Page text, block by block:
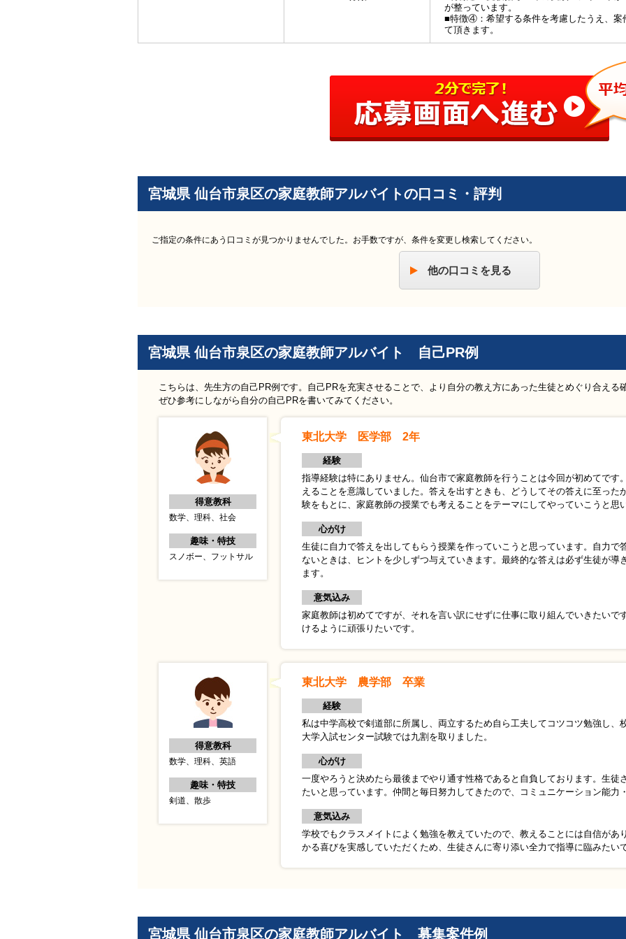
が整っています。
■特徴④：希望する条件を考慮したうえ、案
て頂きます。
宮城県 仙台市泉区の家庭教師アルバイトの口コミ・評判
ご指定の条件にあう口コミが見つかりませんでした。お手数ですが、条件を変更し検索してください。
他の口コミを見る
宮城県 仙台市泉区の家庭教師アルバイト 自己PR例
こちらは、先生方の自己PR例です。自己PRを充実させることで、より自分の教え方にあった生徒とめぐり合える
ぜひ参考にしながら自分の自己PRを書いてみてください。
得意教科
数学、理科、社会
趣味・特技
スノボー、フットサル
東北大学 医学部 2年
経験
指導経験は特にありません。仙台市で家庭教師を行うことは今回が初めてです
えることを意識していました。答えを出すときも、どうしてその答えに至った
験をもとに、家庭教師の授業でも考えることをテーマにしてやっていこうと思
心がけ
生徒に自力で答えを出してもらう授業を作っていこうと思っています。自力で
ないときは、ヒントを少しずつ与えていきます。最終的な答えは必ず生徒が導
ます。
意気込み
家庭教師は初めてですが、それを言い訳にせずに仕事に取り組んでいきたいで
けるように頑張りたいです。
得意教科
数学、理科、英語
趣味・特技
剣道、散歩
東北大学 農学部 卒業
経験
私は中学高校で剣道部に所属し、両立するため自ら工夫してコツコツ勉強し、
大学入試センター試験では九割を取りました。
心がけ
一度やろうと決めたら最後までやり通す性格であると自負しております。生徒
たいと思っています。仲間と毎日努力してきたので、コミュニケーション能力
意気込み
学校でもクラスメイトによく勉強を教えていたので、教えることには自信があ
かる喜びを実感していただくため、生徒さんに寄り添い全力で指導に臨みたいで
宮城県 仙台市泉区の家庭教師アルバイト 募集案件例